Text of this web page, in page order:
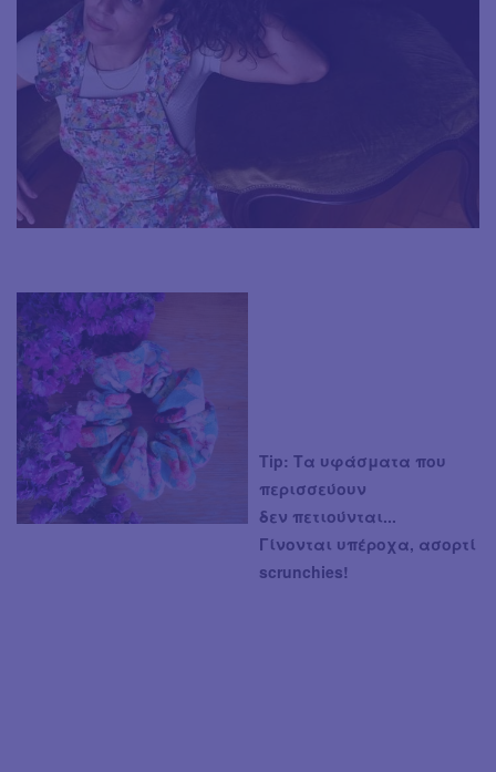
Tip: Τα υφάσματα που
περισσεύουν
δεν πετιούνται...
Γίνονται υπέροχα, ασορτί
scrunchies!